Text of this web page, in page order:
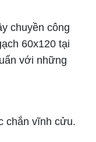
chuyền công
60x120 tại
với những
vĩnh cửu.